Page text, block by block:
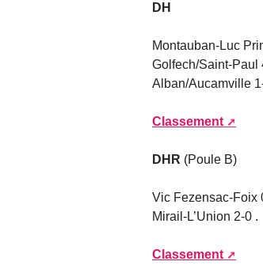
DH
Montauban-Luc
Golfech/Saint-Paul
Alban/Aucamville
Classement
DHR (Poule B)
Vic Fezensac-Foix
Mirail-L’Union 2-0 .
Classement